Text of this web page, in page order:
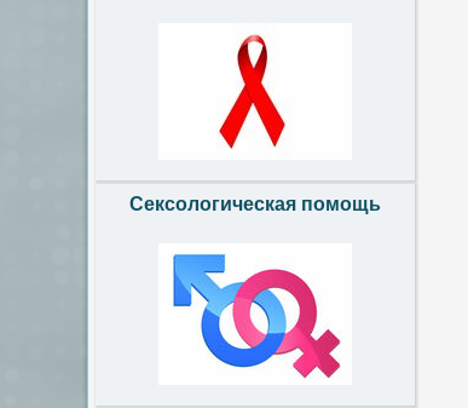
Сексологическая помощь